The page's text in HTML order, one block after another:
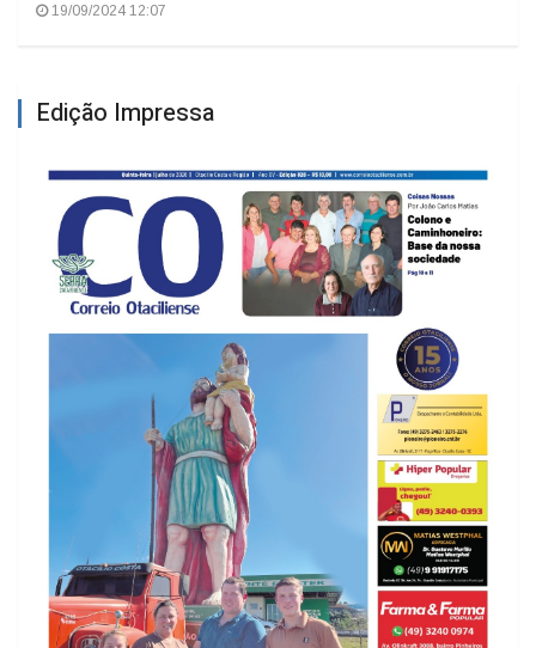
19/09/2024 12:07
Edição Impressa